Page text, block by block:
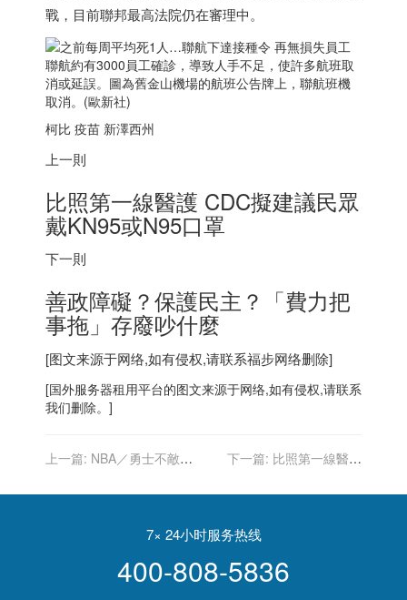
戰，目前聯邦最高法院仍在審理中。
聯航約有3000員工確診，導致人手不足，使許多航班取
消或延誤。圖為舊金山機場的航班公告牌上，聯航班機
取消。(歐新社)
柯比 疫苗 新澤西州
上一則
比照第一線醫護 CDC擬建議民眾
戴KN95或N95口罩
下一則
善政障礙？保護民主？「費力把
事拖」存廢吵什麼
[图文来源于网络,如有侵权,请联系福步网络删除]
[国外服务器租用平台的图文来源于网络,如有侵权,请联系
我们删除。]
上一篇: NBA／勇士不敵灰
間」大挑戰
下一篇: 比照第一線醫護
N95口罩
7× 24小时服务热线
400-808-5836